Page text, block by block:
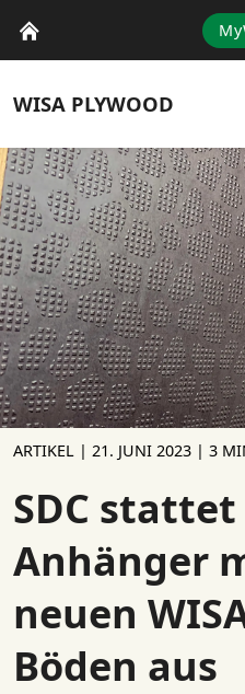
WISA PLYWOOD
ARTIKEL | 21. JUNI 2023 | 3
SDC
Anhänger
neuen
Böden aus